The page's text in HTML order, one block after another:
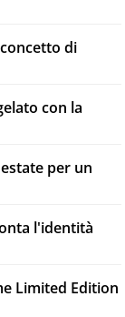
di
con la
per un
l'identità
Limited Edition